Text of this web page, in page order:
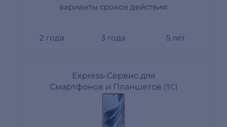
варианты сроков действия:
2 года 3 года 5 лет
Express-Сервис для
Смартфонов и Планшетов (TC)